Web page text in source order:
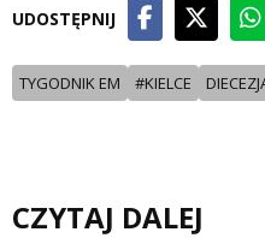
UDOSTĘPNIJ
TYGODNIK EM #KIELCE
CZYTAJ DALEJ